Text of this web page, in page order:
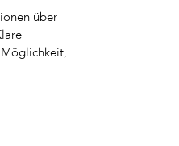
über